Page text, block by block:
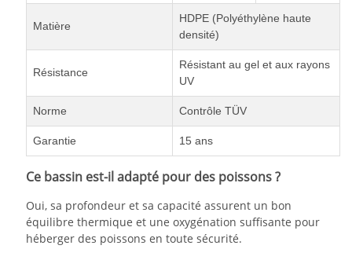
Matière
HDPE (Polyéthylène haute
densité)
Résistance
Résistant au gel et aux rayons
UV
Norme Contrôle TÜV
Garantie 15 ans
Ce bassin est-il adapté pour des poissons ?
Oui, sa profondeur et sa capacité assurent un bon
équilibre thermique et une oxygénation suffisante pour
héberger des poissons en toute sécurité.